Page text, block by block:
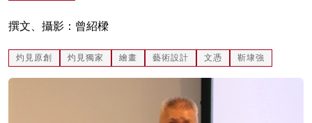
撰文、攝影：曾紹樑
灼見原創 灼見獨家 繪畫 藝術設計 文憑 靳埭強